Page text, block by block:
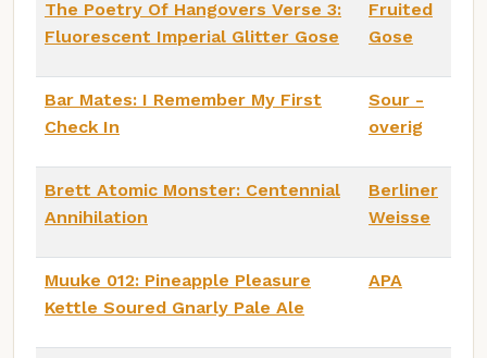
The Poetry Of Hangovers Verse 3:
Fluorescent Imperial Glitter Gose
Fruited
Gose
Bar Mates: I Remember My First
Check In
Sour -
overig
Brett Atomic Monster: Centennial
Annihilation
Berliner
Weisse
Muuke 012: Pineapple Pleasure
Kettle Soured Gnarly Pale Ale
APA